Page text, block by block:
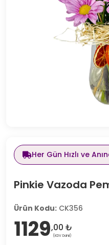
Her Gün Hızlı ve
Pinkie Vazoda
Ürün Kodu: CK356
1129,00 ₺
(KDV Dahil)